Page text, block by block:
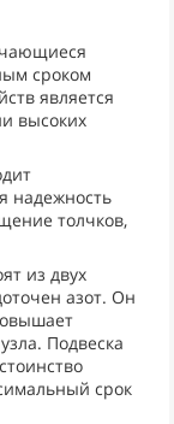
сроком
является
высоких
надежность
толчков,
из двух
азот. Он
Подвеска
срок